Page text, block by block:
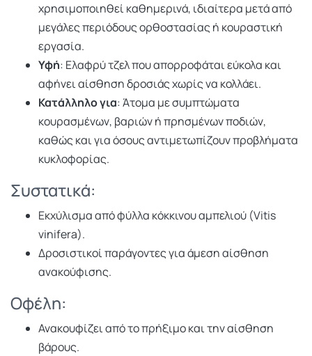
χρησιμοποιηθεί καθημερινά, ιδιαίτερα μετά από
μεγάλες περιόδους ορθοστασίας ή κουραστική
εργασία.
Υφή: Ελαφρύ τζελ που απορροφάται εύκολα και
αφήνει αίσθηση δροσιάς χωρίς να κολλάει.
Κατάλληλο για: Άτομα με συμπτώματα
κουρασμένων, βαριών ή πρησμένων ποδιών,
καθώς και για όσους αντιμετωπίζουν προβλήματα
κυκλοφορίας.
Συστατικά:
Εκχύλισμα από φύλλα κόκκινου αμπελιού (Vitis
vinifera).
Δροσιστικοί παράγοντες για άμεση αίσθηση
ανακούφισης.
Οφέλη:
Ανακουφίζει από το πρήξιμο και την αίσθηση
βάρους.